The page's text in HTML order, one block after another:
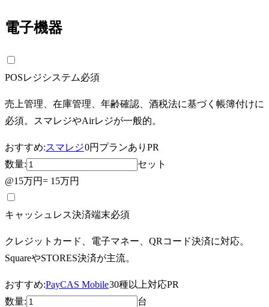
電子機器
POSレジシステム必須
売上管理、在庫管理、年齢確認、酒税法に基づく帳簿付けに
必須。スマレジやAirレジが一般的。
おすすめ:スマレジ0円プランあり PR
数量:
セット
@15万円= 15万円
キャッシュレス決済端末必須
クレジットカード、電子マネー、QRコード決済に対応。
SquareやSTORES決済が主流。
おすすめ:PayCAS Mobile30種以上対応PR
数量:
台